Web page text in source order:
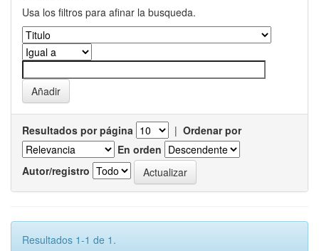
Usa los filtros para afinar la busqueda.
Resultados por página | Ordenar por
En orden
Autor/registro
Resultados 1-1 de 1.